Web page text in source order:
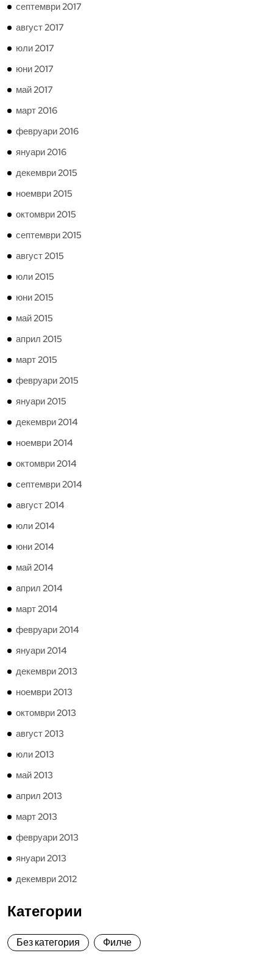
септември 2017
август 2017
юли 2017
юни 2017
май 2017
март 2016
февруари 2016
януари 2016
декември 2015
ноември 2015
октомври 2015
септември 2015
август 2015
юли 2015
юни 2015
май 2015
април 2015
март 2015
февруари 2015
януари 2015
декември 2014
ноември 2014
октомври 2014
септември 2014
август 2014
юли 2014
юни 2014
май 2014
април 2014
март 2014
февруари 2014
януари 2014
декември 2013
ноември 2013
октомври 2013
август 2013
юли 2013
май 2013
април 2013
март 2013
февруари 2013
януари 2013
декември 2012
Категории
Без категория Филче